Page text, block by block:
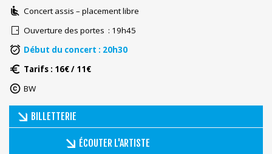
Concert assis – placement libre
Ouverture des portes : 19h45
Début du concert : 20h30
Tarifs : 16€ / 11€
BW
BILLETTERIE
ÉCOUTER L'ARTISTE